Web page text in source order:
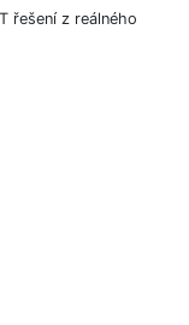
řešení z reálného